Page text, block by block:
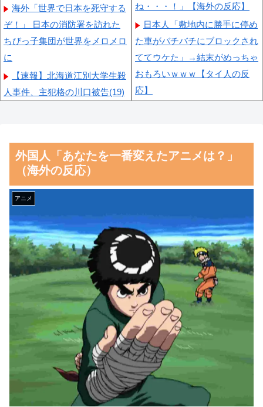
海外「世界で日本を死守する
ぞ！」 日本の消防署を訪れた
ちびっ子集団が世界をメロメロ
に
【速報】北海道江別大学生殺
人事件、主犯格の川口被告(19)
各国と比べて優秀過ぎると話題
【朗報】齋藤飛鳥、前屈みで
完全に見えてる動画が拡散され
磁気嵐、地球由来のイオンが
主導…JAXAの衛星「あらせ」
が観測！
舌を絡ませて、唾液交換して
── ちゅっちゅしながらの濃厚
エッ画像♪
海外「日本よ、お前がナンバ
ーワンだ」 熊本地震直後の日
本の対応のスピードに世界が衝
【画像】顔100点、体30点の
ね・・・！」【海外の反応】
日本人「敷地内に勝手に停め
た車がバチバチにブロックされ
ててウケた」→結末がめっちゃ
おもろいｗｗｗ【タイ人の反
応】
海外の反応：熊本の病院で手
術中に熊本地震が発生、大揺れ
の対応ぶりに海外大絶賛
感度が最高記録を達成した理
由」
韓国人「韓国サッカー協会の
性接待問題のとんでもない言い
訳がこちら…」→「もはや自白
だろこれ…（ﾌﾞﾙﾌﾞﾙ」＝韓国
の反応
韓国が独自開発したと自慢す
る甘いトマト、実はそこら辺の
トマトに砂糖水を注入していた
だけなのが判明して大問題にw
外国人「あなたを一番変えたアニメは？」
（海外の反応）
アニメ